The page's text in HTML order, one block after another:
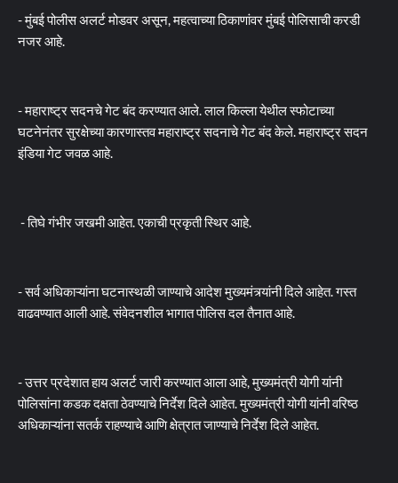
- मुंबई पोलीस अलर्ट मोडवर असून, महत्वाच्या ठिकाणांवर मुंबई पोलिसाची करडी
नजर आहे.
- महाराष्ट्र सदनचे गेट बंद करण्यात आले. लाल किल्ला येथील स्फोटाच्या
घटनेनंतर सुरक्षेच्या कारणास्तव महाराष्ट्र सदनाचे गेट बंद केले. महाराष्ट्र सदन
इंडिया गेट जवळ आहे.
- तिघे गंभीर जखमी आहेत. एकाची प्रकृती स्थिर आहे.
- सर्व अधिकाऱ्यांना घटनास्थळी जाण्याचे आदेश मुख्यमंत्र्यांनी दिले आहेत. गस्त
वाढवण्यात आली आहे. संवेदनशील भागात पोलिस दल तैनात आहे.
- उत्तर प्रदेशात हाय अलर्ट जारी करण्यात आला आहे, मुख्यमंत्री योगी यांनी
पोलिसांना कडक दक्षता ठेवण्याचे निर्देश दिले आहेत. मुख्यमंत्री योगी यांनी वरिष्ठ
अधिकाऱ्यांना सतर्क राहण्याचे आणि क्षेत्रात जाण्याचे निर्देश दिले आहेत.